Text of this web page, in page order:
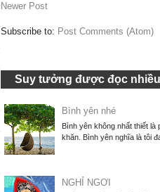
Newer Post
Subscribe to: Post Comments (Atom)
Suy tưởng được đọc
Bình yên nhé
Bình yên không nhất thiết
khăn. Bình yên nghĩa là tôi
NGHỈ NGƠI